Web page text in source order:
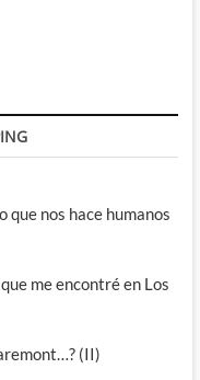
que nos hace humanos
me encontré en Los
(II)